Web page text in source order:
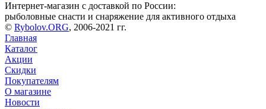
Интернет-магазин с доставкой по России:
рыболовные снасти и снаряжение для активного отдыха
© Rybolov.ORG, 2006-2021 гг.
Главная
Каталог
Акции
Скидки
Покупателям
О магазине
Новости